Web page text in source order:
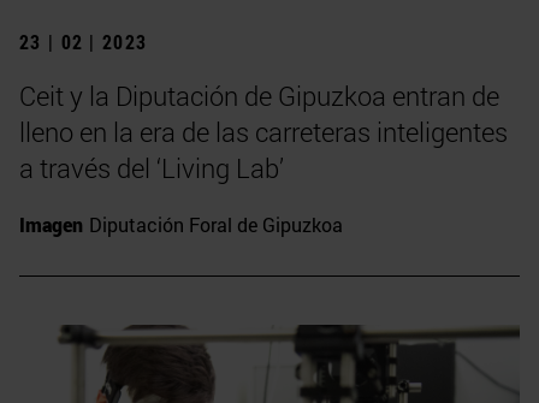
23 | 02 | 2023
Ceit y la Diputación de Gipuzkoa entran de
lleno en la era de las carreteras inteligentes
a través del ‘Living Lab’
Imagen Diputación Foral de Gipuzkoa